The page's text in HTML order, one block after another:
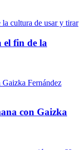
el fin de la
con Gaizka